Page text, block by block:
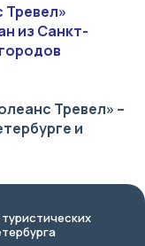
из Санкт-
Тревел» –
и